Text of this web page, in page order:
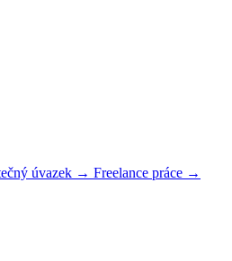
úvazek → Freelance práce →